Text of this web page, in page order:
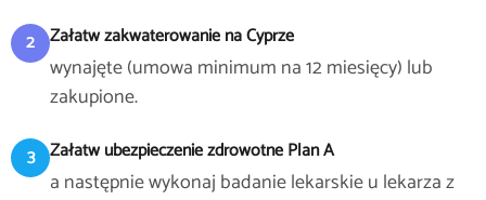
2 Załatw zakwaterowanie na Cyprze
wynajęte (umowa minimum na 12 miesięcy) lub
zakupione.
3 Załatw ubezpieczenie zdrowotne Plan A
a następnie wykonaj badanie lekarskie u lekarza z